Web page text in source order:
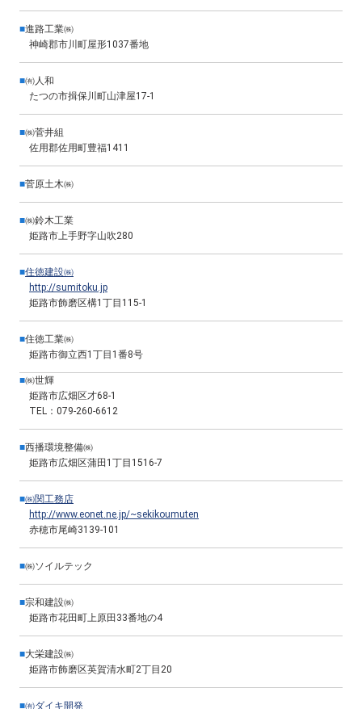
■進路工業㈱
神崎郡市川町屋形1037番地
■㈲人和
たつの市揖保川町山津屋17-1
■㈱菅井組
佐用郡佐用町豊福1411
■菅原土木㈱
■㈱鈴木工業
姫路市上手野字山吹280
■住徳建設㈱
http://sumitoku.jp
姫路市飾磨区構1丁目115-1
■住徳工業㈱
姫路市御立西1丁目1番8号
■㈱世輝
姫路市広畑区才68-1
TEL：079-260-6612
■西播環境整備㈱
姫路市広畑区蒲田1丁目1516-7
■㈱関工務店
http://www.eonet.ne.jp/~sekikoumuten
赤穂市尾崎3139-101
■㈱ソイルテック
■宗和建設㈱
姫路市花田町上原田33番地の4
■大栄建設㈱
姫路市飾磨区英賀清水町2丁目20
■㈲ダイキ開発